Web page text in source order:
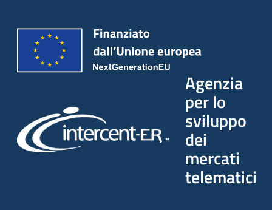
Agenzia
per lo
sviluppo
dei
mercati
telematici